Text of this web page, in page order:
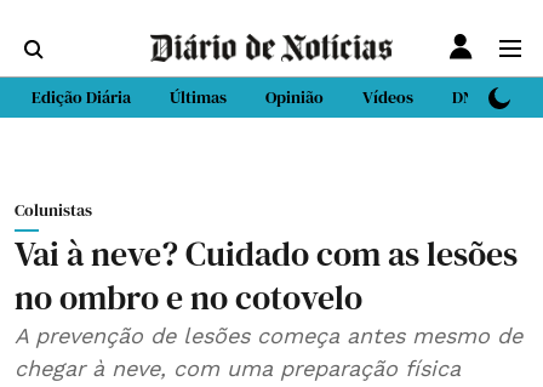
Edição Diária Últimas Opinião Vídeos DN Sport
Colunistas
Vai à neve? Cuidado com as lesões
no ombro e no cotovelo
A prevenção de lesões começa antes mesmo de
chegar à neve, com uma preparação física